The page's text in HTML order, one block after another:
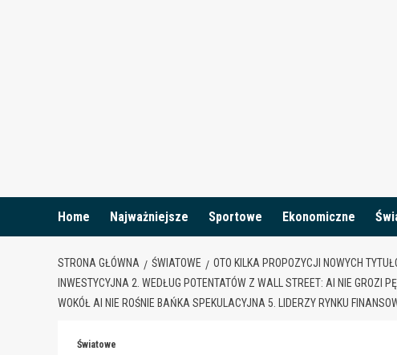
Home Najważniejsze Sportowe Ekonomiczne
STRONA GŁÓWNA ŚWIATOWE
OTO KILKA PROPOZYCJI NOWYCH
INWESTYCYJNA 2. WEDŁUG POTENTATÓW Z WALL STREET: AI NIE
WOKÓŁ AI NIE ROŚNIE BAŃKA SPEKULACYJNA 5. LIDERZY RYNKU
Światowe